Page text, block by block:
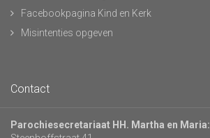
Facebookpagina Kind en Kerk
Misintenties opgeven
Contact
Parochiesecretariaat HH. Martha en Maria: